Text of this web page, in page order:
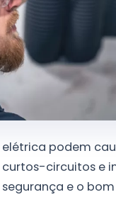
podem
circuitos e
e o